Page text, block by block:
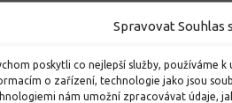
Spravovat Souhlas
poskytli co nejlepší služby, používáme
o zařízení, technologie jako jsou
nám umožní zpracovávat údaje,
9. třída s
sborem školy